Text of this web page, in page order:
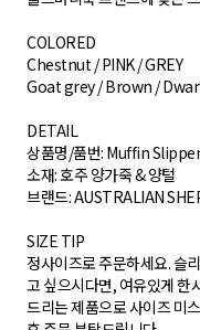
COLORED
Chestnut / PINK / GREY
Goat grey / Brown /
DETAIL
상품명/품번: Muffin
소재: 호주 양가죽 & 양털
브랜드: AUSTRALIAN
SIZE TIP
정사이즈로 주문하세요. 슬
고 싶으시다면, 여유있게 한
드리는 제품으로 사이즈 미